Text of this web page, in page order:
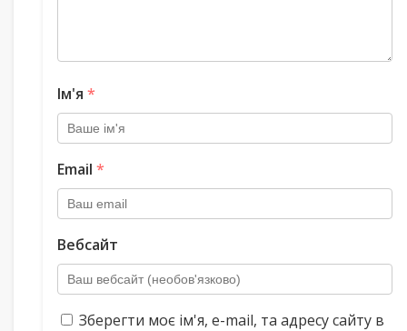
Ім'я *
Email *
Вебсайт
Зберегти моє ім'я, e-mail, та адресу сайту в